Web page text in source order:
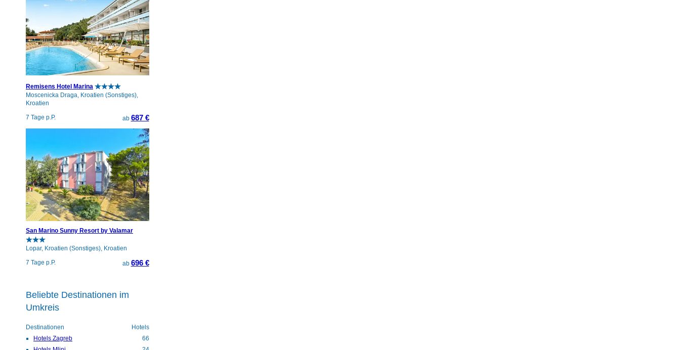
Remisens Hotel Marina
Moscenicka Draga, Kroatien (Sonstiges),
Kroatien
7 Tage p.P.
ab 687 €
San Marino Sunny Resort by Valamar
Lopar, Kroatien (Sonstiges), Kroatien
7 Tage p.P.
ab 696 €
Beliebte Destinationen im
Umkreis
Destinationen
Hotels
Hotels Zagreb
66